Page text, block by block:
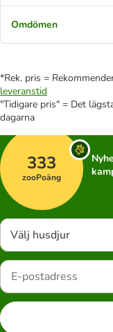
Omdömen
*Rek. pris =
leveranstid
"Tidigare pris" = Det
dagarna
333
zooPoäng
Välj husdjur